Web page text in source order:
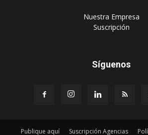
‎Nuestra Empresa
‎Suscripción
Síguenos
Publique aquí Suscripción Agencias